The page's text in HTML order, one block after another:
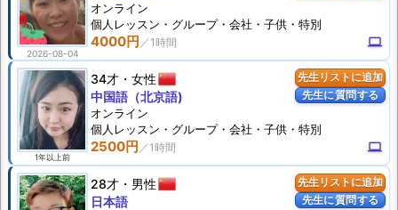
2026-08-04
4000円 computer
オンライン
個人 レッスン ・グループ・会社・子供・特別
先生リストに追加
先生に質問する
1年以上前
34才 女性
2500円 computer
中国語（北京語)
オンライン
個人 レッスン ・グループ・会社・子供・特別
先生リストに追加
先生に質問する
28才 男性
日本語